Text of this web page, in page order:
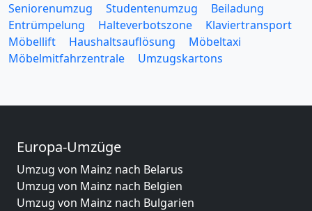
Seniorenumzug
Studentenumzug
Beiladung
Entrümpelung
Halteverbotszone
Klaviertransport
Möbellift
Haushaltsauflösung
Möbeltaxi
Möbelmitfahrzentrale
Umzugskartons
Europa-Umzüge
Umzug von Mainz nach Belarus
Umzug von Mainz nach Belgien
Umzug von Mainz nach Bulgarien